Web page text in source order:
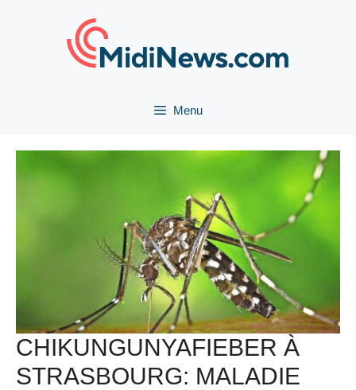
Menu
CHIKUNGUNYAFIEBER À
STRASBOURG: MALADIE